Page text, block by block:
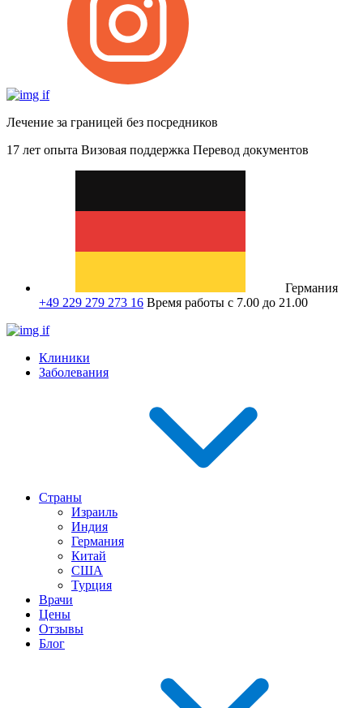
Лечение за границей без посредников
17 лет опыта Визовая поддержка Перевод документов
Германия
+49 229 279 273 16 Время работы с 7.00 до 21.00
Клиники
Заболевания
Страны
Израиль
Индия
Германия
Китай
США
Турция
Врачи
Цены
Отзывы
Блог